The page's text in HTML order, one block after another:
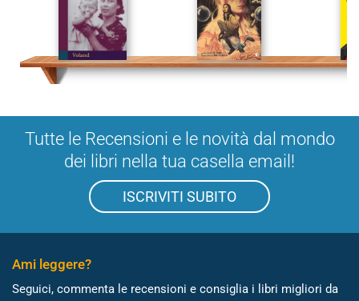
Tutte le Recensioni e le novità dal mondo
dei libri nella tua casella email!
ISCRIVITI SUBITO
Ami leggere?
Seguici, commenta le recensioni e consiglia i libri migliori da